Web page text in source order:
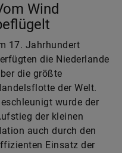
Wind
17. Jahrhundert
die Niederlande
die größte
der Welt.
wurde der
der kleinen
auch durch den
Einsatz der